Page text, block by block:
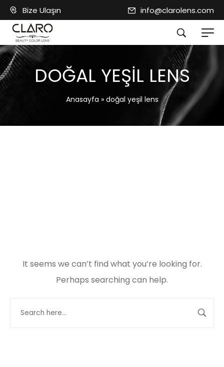
Bize Ulaşın info@clarolens.com
DOĞAL YEŞIL LENS
Anasayfa » doğal yeşil lens
It seems we can’t find what you’re looking for.
Perhaps searching can help.